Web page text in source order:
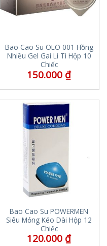
Bao Cao Su OLO 001 Hồng
Nhiều Gel Gai Li Ti Hộp 10
Chiếc
150.000 ₫
Bao Cao Su POWERMEN
Siêu Mỏng Kéo Dài Hộp 12
Chiếc
120.000 ₫